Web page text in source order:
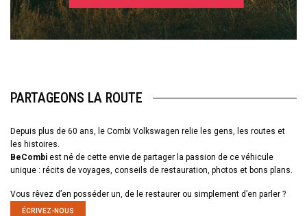
PARTAGEONS LA ROUTE
Depuis plus de 60 ans, le Combi Volkswagen relie les gens, les routes et
les histoires.
BeCombi est né de cette envie de partager la passion de ce véhicule
unique : récits de voyages, conseils de restauration, photos et bons plans.
Vous rêvez d’en posséder un, de le restaurer ou simplement d’en parler ?
ÉCRIVEZ-NOUS